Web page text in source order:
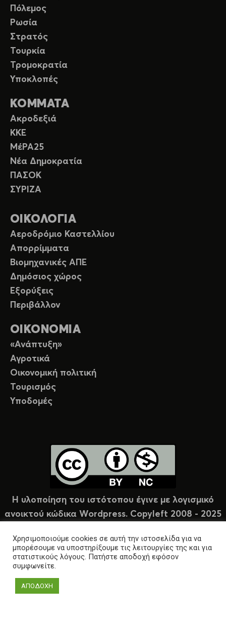
Πόλεμος
Ρωσία
Στρατός
Τουρκία
Τρομοκρατία
Υποκλοπές
ΚΟΜΜΑΤΑ
Ακροδεξιά
ΚΚΕ
ΜέΡΑ25
Νέα Δημοκρατία
ΠΑΣΟΚ
ΣΥΡΙΖΑ
ΟΙΚΟΛΟΓΙΑ
Αεροδρόμιο Καστελλίου
Απορρίμματα
Βιομηχανικές ΑΠΕ
Δημόσιος χώρος
Εξορύξεις
Περιβάλλον
ΟΙΚΟΝΟΜΙΑ
«Ανάπτυξη»
Αγροτικά
Οικονομική πολιτική
Τουρισμός
Υποδομές
Η υλοποίηση του ιστότοπου έγινε με λογισμικό
ανοικτού κώδικα Wordpress. Copyleft 2008 - 2025
Χρησιμοποιούμε cookies σε αυτή την ιστοσελίδα για να
μπορέσουμε να υποστηρίξουμε τις λειτουργίες της και για
στατιστικούς λόγους. Πατήστε αποδοχή εφόσον
συμφωνείτε.
ΑΠΟΔΟΧΗ